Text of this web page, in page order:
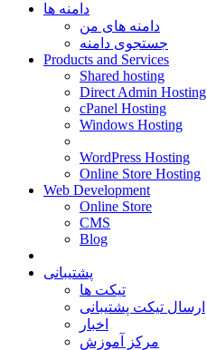
دامنه ها
دامنه های من
جستجوی دامنه
Products and Services
Shared hosting
Direct Admin Hosting
cPanel Hosting
Windows Hosting
WordPress Hosting
Online Store Hosting
Web Development
Online Store
CMS
Blog
پشتیبانی
تیکت ها
ارسال تیکت پشتیبانی
اخبار
مرکز آموزش